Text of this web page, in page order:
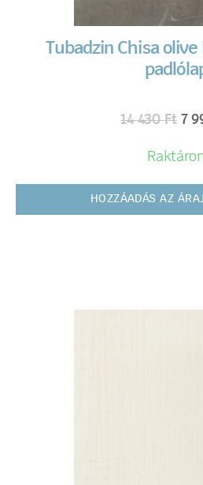
Tubadzin Chisa olive
14 430Ft 7
HOZZÁADÁS AZ